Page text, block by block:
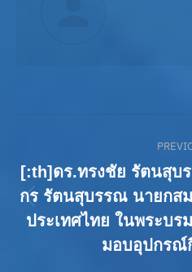
navigation
[:th]ดร.ทรงชัย รัตนสุบ
กร รัตนสุบรรณ นายกส
ประเทศไทย ในพระบ
มอบอุปกรณ์